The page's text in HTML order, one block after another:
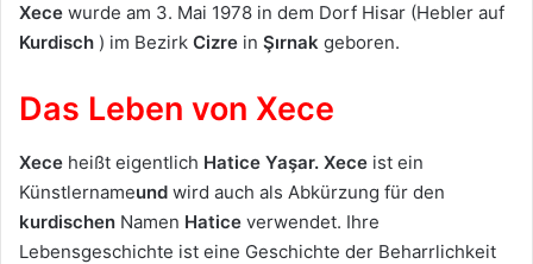
Xece wurde am 3. Mai 1978 in dem Dorf Hisar (Hebler auf
Kurdisch ) im Bezirk Cizre in Şırnak geboren.
Das Leben von Xece
Xece heißt eigentlich Hatice Yaşar. Xece ist ein
Künstlernameund wird auch als Abkürzung für den
kurdischen Namen Hatice verwendet. Ihre
Lebensgeschichte ist eine Geschichte der Beharrlichkeit